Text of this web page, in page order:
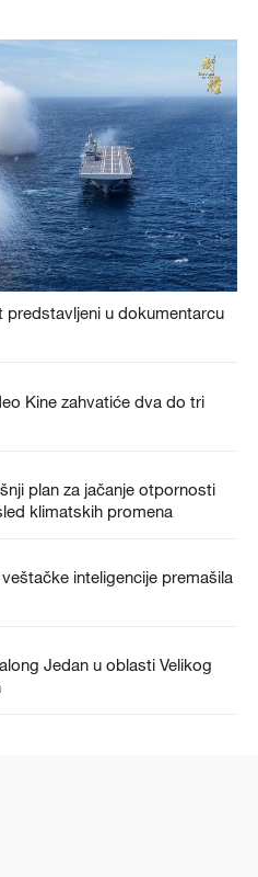
predstavljeni u dokumentarcu
Kine zahvatiće dva do tri
plan za jačanje otpornosti
klimatskih promena
inteligencije premašila
Jedan u oblasti Velikog